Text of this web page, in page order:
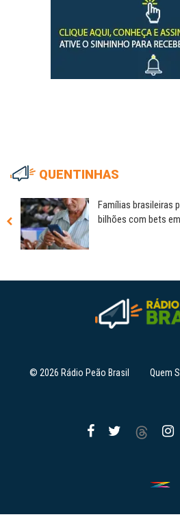
QUENTINHAS
Famílias brasileiras
bilhões com bets
© 2026 Rádio Peão Brasil Quem